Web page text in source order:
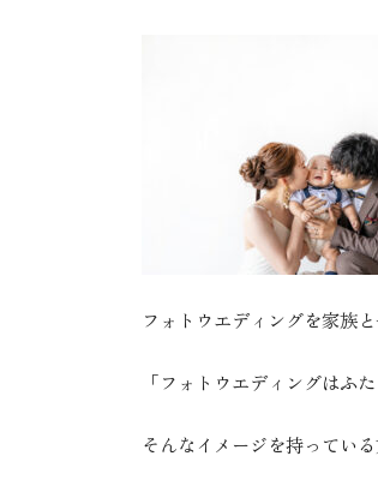
フォトウエディングを家族
「フォトウエディングはふ
そんなイメージを持ってい